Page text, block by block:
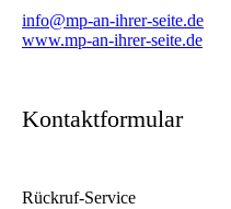
info@mp-an-ihrer-seite.de
www.mp-an-ihrer-seite.de
Kontaktformular
Rückruf-Service